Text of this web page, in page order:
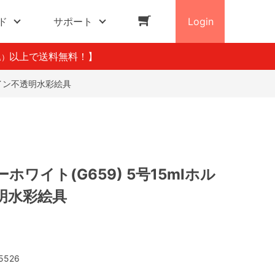
サポート Login
以上で送料無料！】
不透明水彩絵具
ホワイト(G659) 5号15mlホル
水彩絵具